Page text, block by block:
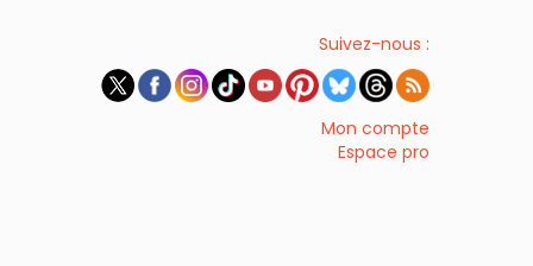
Suivez-nous :
Mon compte
Espace pro